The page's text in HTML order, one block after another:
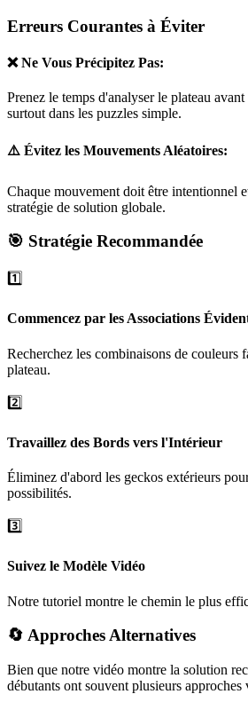
Erreurs Courantes à Éviter
❌ Ne Vous Précipitez Pas:
Prenez le temps d'analyser le plateau
surtout dans les puzzles simple.
⚠️ Évitez les Mouvements Aléatoires:
Chaque mouvement doit être intentionnel
stratégie de solution globale.
🎯 Stratégie Recommandée
1️⃣
Commencez par les Associations
Recherchez les combinaisons de couleurs
plateau.
2️⃣
Travaillez des Bords vers l'Intérieur
Éliminez d'abord les geckos extérieurs
possibilités.
3️⃣
Suivez le Modèle Vidéo
Notre tutoriel montre le chemin le plus
🔄 Approches Alternatives
Bien que notre vidéo montre la solution
débutants ont souvent plusieurs approches